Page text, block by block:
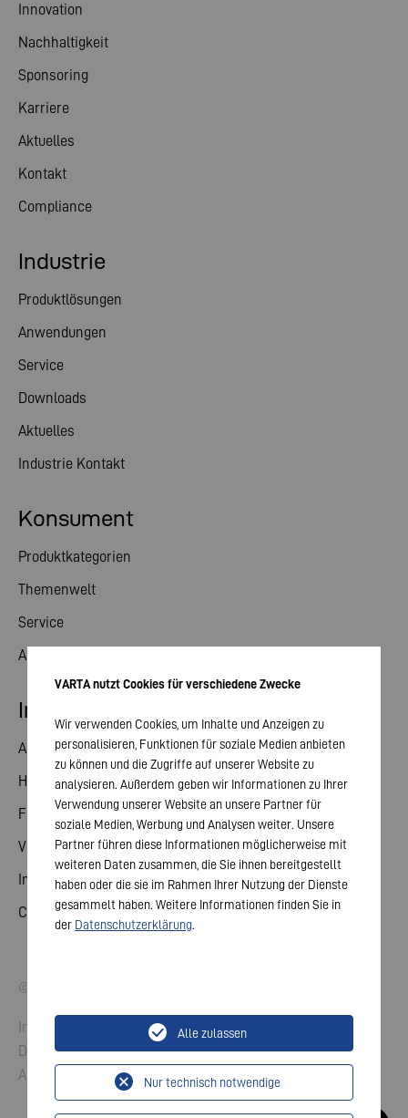
Innovation
Nachhaltigkeit
Sponsoring
Karriere
Aktuelles
Kontakt
Compliance
Konsument
Produktkategorien
Themenwelt
Service
Aktuelles
Industrie
Produktlösungen
Anwendungen
Service
Downloads
Aktuelles
Industrie Kontakt
Investor Relations
Aktie
Hauptversammlung
Finanzkalender
Veröffentlichungen
Investorenkontakt
Corporate Governance
© 2026 VARTA AG. Alle Rechte vorbehalten.
Impressum
Datenschutz
AGB
VARTA nutzt Cookies für verschiedene Zwecke
Wir verwenden Cookies, um Inhalte und Anzeigen zu
personalisieren, Funktionen für soziale Medien anbieten
zu können und die Zugriffe auf unserer Website zu
analysieren. Außerdem geben wir Informationen zu Ihrer
Verwendung unserer Website an unsere Partner für
soziale Medien, Werbung und Analysen weiter. Unsere
Partner führen diese Informationen möglicherweise mit
weiteren Daten zusammen, die Sie ihnen bereitgestellt
haben oder die sie im Rahmen Ihrer Nutzung der Dienste
gesammelt haben. Weitere Informationen finden Sie in
der Datenschutzerklärung.
Nur technisch notwendige
Alle zulassen